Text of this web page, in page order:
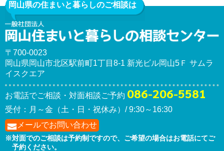
岡山県の住まいと暮らしのご相談は
〒700-0023
岡山県岡山市北区駅前町1丁目8-1 新光ビル岡山5Ｆ サムラ
イスクエア
お電話でご相談・対面相談ご予約 086-206-5581
受付：月～金（土・日・祝休み）/ 9:30～16:30
メールでお問い合わせ
※対面でのご相談は予約制ですので、ご希望の場合はお電話にてご
予約ください。